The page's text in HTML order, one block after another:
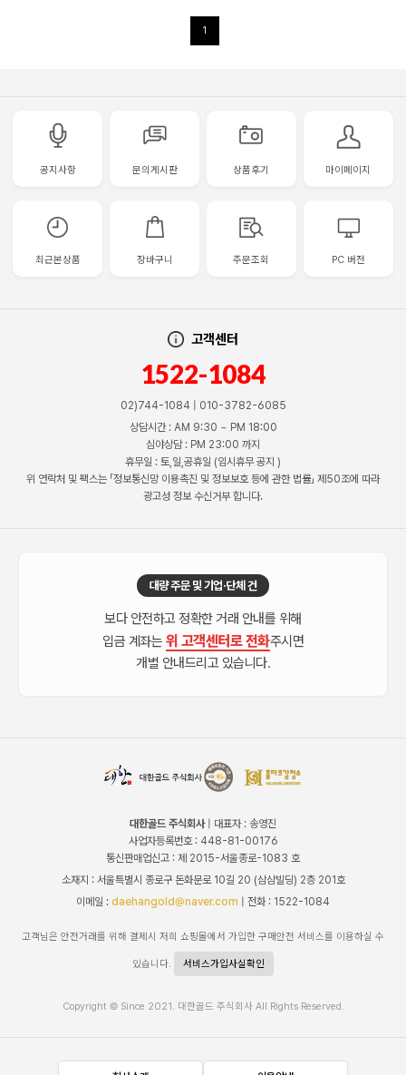
1
공지사항 문의게시판 상품후기 마이페이지
최근본상품 장바구니 주문조회 PC 버전
고객센터
1522-1084
02)744-1084 | 010-3782-6085
상담시간 : AM 9:30 ~ PM 18:00
심야상담 : PM 23:00 까지
휴무일 : 토,일,공휴일 (임시휴무 공지 )
위 연락처 및 팩스는 「정보통신망 이용촉진 및 정보보호 등에 관한 법률」 제50조에 따라
광고성 정보 수신거부 합니다.
대량 주문 및 기업·단체 건
보다 안전하고 정확한 거래 안내를 위해
입금 계좌는 위 고객센터로 전화주시면
개별 안내드리고 있습니다.
대한골드 주식회사| 대표자 : 송영진
사업자등록번호 : 448-81-00176
통신판매업신고 : 제 2015-서울종로-1083 호
소재지 : 서울특별시 종로구 돈화문로 10길 20 (삼삼빌딩) 2층 201호
이메일 : daehangold@naver.com | 전화 : 1522-1084
고객님은 안전거래를 위해 결제시 저희 쇼핑몰에서 가입한 구매안전 서비스를 이용하실 수
있습니다. 서비스가입사실확인
Copyright © Since 2021. 대한골드 주식회사 All Rights Reserved.